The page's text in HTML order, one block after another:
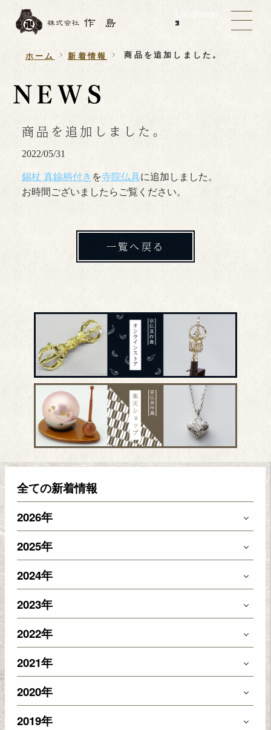
全ての新着情報
2026年
2025年
2024年
2023年
2022年
2021年
2020年
2019年
Language
ホーム 新着情報 商品を追加しました。
商品を追加しました。
2022/05/31
錫杖 真鍮柄付き を寺院仏具に追加しました。
お時間ございましたらご覧ください。
一覧へ戻る